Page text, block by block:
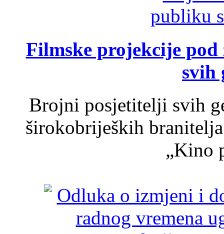
Filmske projekcije
svih
Brojni posjetitelji svih
širokobrijeških
„Kino